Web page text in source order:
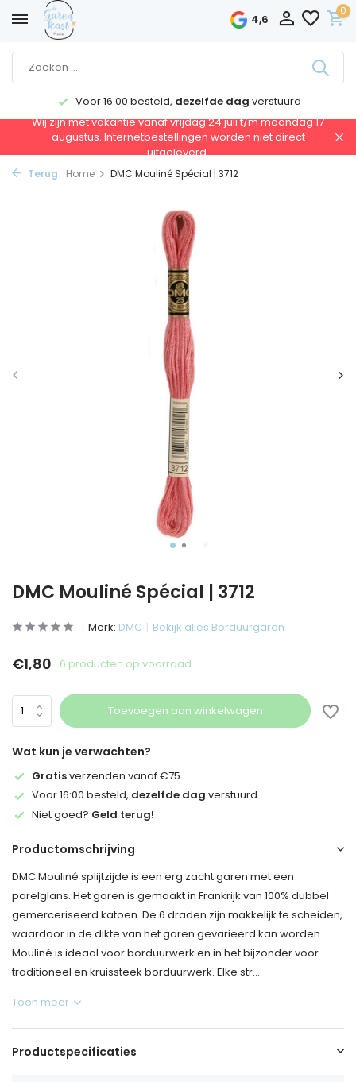
4,6
0
Voor 16:00 besteld, dezelfde dag verstuurd
Wij zijn met vakantie vanaf vrijdag 24 juli t/m maandag 17
augustus. Internetbestellingen worden niet direct
uitgeleverd.
Terug Home DMC Mouliné Spécial | 3712
DMC Mouliné Spécial | 3712
Merk: DMC Bekijk alles Borduurgaren
€1,80 6 producten op voorraad
Toevoegen aan winkelwagen
Wat kun je verwachten?
Gratisverzenden vanaf €75
Voor 16:00 besteld, dezelfde dag verstuurd
Niet goed? Geld terug!
Productomschrijving
DMC Mouliné splijtzijde is een erg zacht garen met een
parelglans. Het garen is gemaakt in Frankrijk van 100% dubbel
gemerceriseerd katoen. De 6 draden zijn makkelijk te scheiden,
waardoor in de dikte van het garen gevarieerd kan worden.
Mouliné is ideaal voor borduurwerk en in het bijzonder voor
traditioneel en kruissteek borduurwerk. Elke str...
Toon meer
Productspecificaties